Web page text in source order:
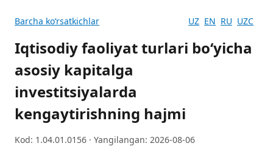
Barcha koʻrsatkichlar UZ EN RU UZC
Iqtisodiy faoliyat turlari bo‘yicha
asosiy kapitalga
investitsiyalarda
kengaytirishning hajmi
Kod: 1.04.01.0156 · Yangilangan: 2026-08-06